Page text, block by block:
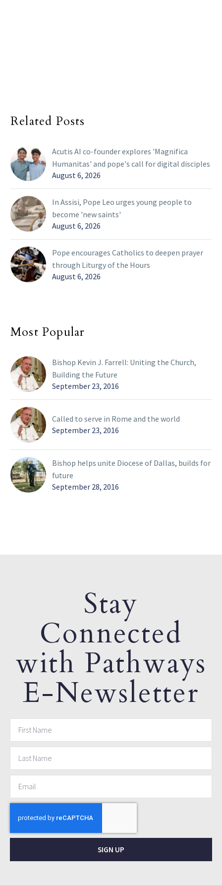
Related Posts
Acutis AI co-founder explores 'Magnifica
Humanitas' and pope's call for digital disciples
August 6, 2026
In Assisi, Pope Leo urges young people to
become 'new saints'
August 6, 2026
Pope encourages Catholics to deepen prayer
through Liturgy of the Hours
August 6, 2026
Most Popular
Bishop Kevin J. Farrell: Uniting the Church,
Building the Future
September 23, 2016
Called to serve in Rome and the world
September 23, 2016
Bishop helps unite Diocese of Dallas, builds for
future
September 28, 2016
Stay
Connected
with Pathways
E-Newsletter
SIGN UP